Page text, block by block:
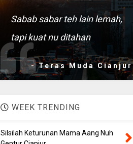
Sabab sabar teh lain lemah,
tapi kuat nu ditahan
- Teras Muda Cianjur
WEEK TRENDING
Silsilah Keturunan Mama Aang Nuh